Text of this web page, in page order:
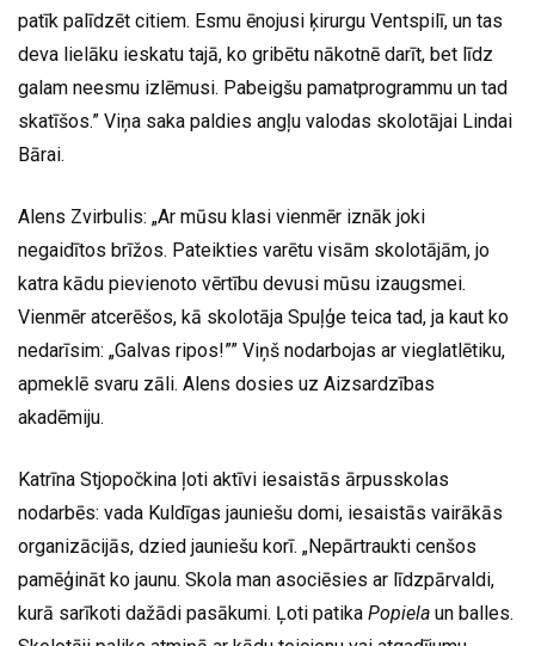
patīk palīdzēt citiem. Esmu ēnojusi ķirurgu Ventspilī, un tas
deva lielāku ieskatu tajā, ko gribētu nākotnē darīt, bet līdz
galam neesmu izlēmusi. Pabeigšu pamatprogrammu un tad
skatīšos.” Viņa saka paldies angļu valodas skolotājai Lindai
Bārai.
Alens Zvirbulis: „Ar mūsu klasi vienmēr iznāk joki
negaidītos brīžos. Pateikties varētu visām skolotājām, jo
katra kādu pievienoto vērtību devusi mūsu izaugsmei.
Vienmēr atcerēšos, kā skolotāja Spuļģe teica tad, ja kaut ko
nedarīsim: „Galvas ripos!”” Viņš nodarbojas ar vieglatlētiku,
apmeklē svaru zāli. Alens dosies uz Aizsardzības
akadēmiju.
Katrīna Stjopočkina ļoti aktīvi iesaistās ārpusskolas
nodarbēs: vada Kuldīgas jauniešu domi, iesaistās vairākās
organizācijās, dzied jauniešu korī. „Nepārtraukti cenšos
pamēģināt ko jaunu. Skola man asociēsies ar līdzpārvaldi,
kurā sarīkoti dažādi pasākumi. Ļoti patika Popiela un balles.